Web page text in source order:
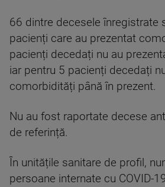
66 dintre decesele înregistrate
pacienți care au prezentat
pacienți decedați nu au
iar pentru 5 pacienți decedați
comorbidități până în prezent.
Nu au fost raportate decese
de referință.
În unitățile sanitare de profil,
persoane internate cu COVID-